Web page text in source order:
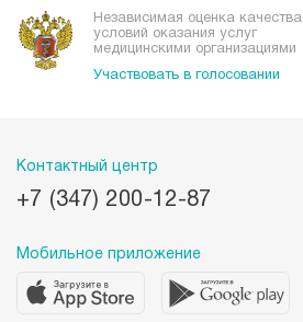
Независимая оценка качества
условий оказания услуг
медицинскими организациями
Участвовать в голосовании
Контактный центр
+7 (347) 200-12-87
Мобильное приложение